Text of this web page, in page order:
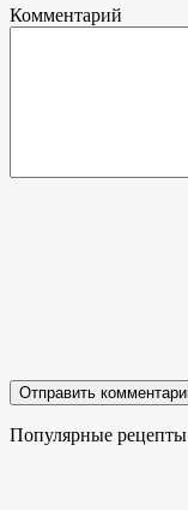
Комментарий
Популярные рецепты